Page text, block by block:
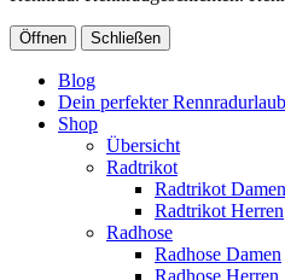
Öffnen Schließen
Blog
Dein perfekter
Shop
Übersicht
Radtrikot
Radtrikot Damen
Radtrikot Herren
Radhose
Radhose Damen
Radhose Herren